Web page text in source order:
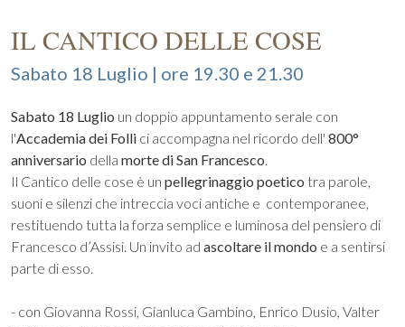
IL CANTICO DELLE COSE
Sabato 18 Luglio | ore 19.30 e 21.30
Sabato 18 Luglio un doppio appuntamento serale con
l'Accademia dei Folli ci accompagna nel ricordo dell' 800°
anniversario della morte di San Francesco.
Il Cantico delle cose è un pellegrinaggio poetico tra parole,
suoni e silenzi che intreccia voci antiche e contemporanee,
restituendo tutta la forza semplice e luminosa del pensiero di
Francesco d’Assisi. Un invito ad ascoltare il mondo e a sentirsi
parte di esso.
- con Giovanna Rossi, Gianluca Gambino, Enrico Dusio, Valter